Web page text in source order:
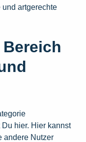
artgerechte
Du hier. Hier kannst
andere Nutzer